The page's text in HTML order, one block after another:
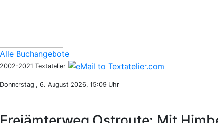
Alle Buchangebote
2002-2021 Textatelier
Donnerstag , 6. August 2026, 15:09 Uhr